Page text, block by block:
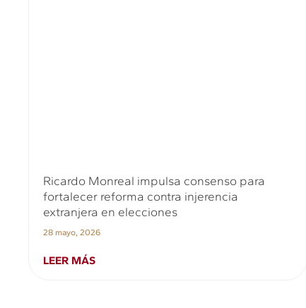
Ricardo Monreal impulsa consenso para
fortalecer reforma contra injerencia
extranjera en elecciones
28 mayo, 2026
LEER MÁS